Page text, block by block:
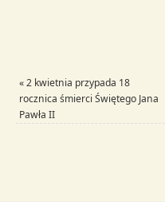
«2 kwietnia przypada 18
rocznica śmierci Świętego Jana
Pawła II